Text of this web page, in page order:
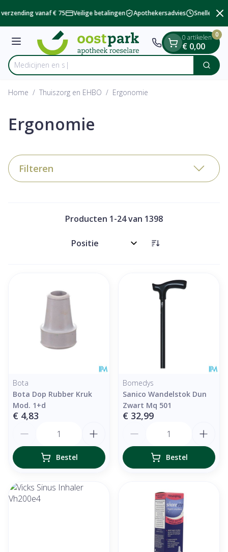
vanaf € 75 Veilige betalingen Apothekersadvies Snelle
Menu
Product, merk, categorie... Zoek
0 artikelen
€ 0,00
0
Home / Thuiszorg en EHBO / Ergonomie
Ergonomie
Filteren
Producten 1-24van 1398
Sorteer op:
Bota
Bota Dop Rubber Kruk
Mod. 1+d
€ 4,83
Bestel
Bomedys
Sanico Wandelstok Dun
Zwart Mq 501
€ 32,99
Bestel